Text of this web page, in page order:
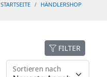
STARTSEITE
HÄNDLERSHOP
FILTER
Sortieren nach